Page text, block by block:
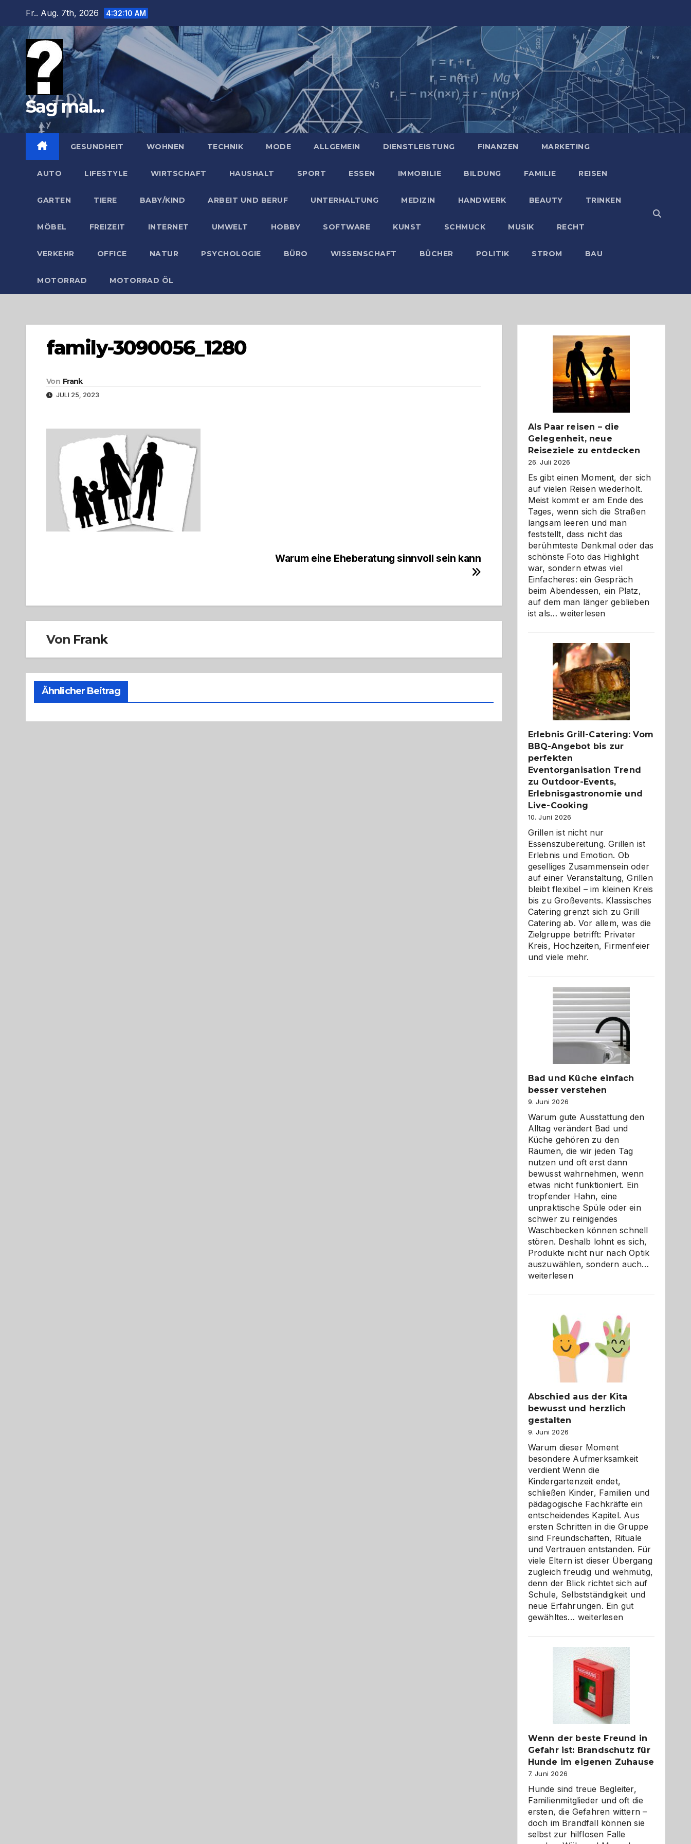
springen
Fr.. Aug. 7th, 2026 4:32:11 AM
Sag mal...
GESUNDHEIT WOHNEN TECHNIK MODE ALLGEMEIN DIENSTLEISTUNG FINANZEN MARKETING
AUTO LIFESTYLE WIRTSCHAFT HAUSHALT SPORT ESSEN IMMOBILIE BILDUNG FAMILIE REISEN
GARTEN TIERE BABY/KIND ARBEIT UND BERUF UNTERHALTUNG MEDIZIN HANDWERK BEAUTY TRINKEN
MÖBEL FREIZEIT INTERNET UMWELT HOBBY SOFTWARE KUNST SCHMUCK MUSIK RECHT
VERKEHR OFFICE NATUR PSYCHOLOGIE BÜRO WISSENSCHAFT BÜCHER POLITIK STROM BAU
MOTORRAD MOTORRAD ÖL
family-3090056_1280
Von Frank
JULI 25, 2023
Warum eine Eheberatung sinnvoll sein kann
Von Frank
Ähnlicher Beitrag
Als Paar reisen – die
Gelegenheit, neue
Reiseziele zu entdecken
26. Juli 2026
Es gibt einen Moment, der sich
auf vielen Reisen wiederholt.
Meist kommt er am Ende des
Tages, wenn sich die Straßen
langsam leeren und man
feststellt, dass nicht das
berühmteste Denkmal oder das
schönste Foto das Highlight
war, sondern etwas viel
Einfacheres: ein Gespräch
beim Abendessen, ein Platz,
auf dem man länger geblieben
ist als…Als
die
Gelegenheit,
neue
Reiseziele
zu
entdecken
weiterlesen
Erlebnis Grill-Catering: Vom
BBQ-Angebot bis zur
perfekten
Eventorganisation Trend
zu Outdoor-Events,
Erlebnisgastronomie und
Live-Cooking
10. Juni 2026
Grillen ist nicht nur
Essenszubereitung. Grillen ist
Erlebnis und Emotion. Ob
geselliges Zusammensein oder
auf einer Veranstaltung, Grillen
bleibt flexibel – im kleinen Kreis
bis zu Großevents. Klassisches
Catering grenzt sich zu Grill
Catering ab. Vor allem, was die
Zielgruppe betrifft: Privater
Kreis, Hochzeiten, Firmenfeier
und viele mehr.
Bad und Küche einfach
besser verstehen
9. Juni 2026
Warum gute Ausstattung den
Alltag verändert Bad und
Küche gehören zu den
Räumen, die wir jeden Tag
nutzen und oft erst dann
bewusst wahrnehmen, wenn
etwas nicht funktioniert. Ein
tropfender Hahn, eine
unpraktische Spüle oder ein
schwer zu reinigendes
Waschbecken können schnell
stören. Deshalb lohnt es sich,
Produkte nicht nur nach Optik
auszuwählen, sondern auch…
weiterlesen
Abschied aus der Kita
bewusst und herzlich
gestalten
9. Juni 2026
Warum dieser Moment
besondere Aufmerksamkeit
verdient Wenn die
Kindergartenzeit endet,
schließen Kinder, Familien und
pädagogische Fachkräfte ein
entscheidendes Kapitel. Aus
ersten Schritten in die Gruppe
sind Freundschaften, Rituale
und Vertrauen entstanden. Für
viele Eltern ist dieser Übergang
zugleich freudig und wehmütig,
denn der Blick richtet sich auf
Schule, Selbstständigkeit und
neue Erfahrungen. Ein gut
gewähltes… Abschied
Kita
bewusst
und
herzlich
gestalten
weiterlesen
Wenn der beste Freund in
Gefahr ist: Brandschutz für
Hunde im eigenen Zuhause
7. Juni 2026
Hunde sind treue Begleiter,
Familienmitglieder und oft die
ersten, die Gefahren wittern –
doch im Brandfall können sie
selbst zur hilflosen Falle